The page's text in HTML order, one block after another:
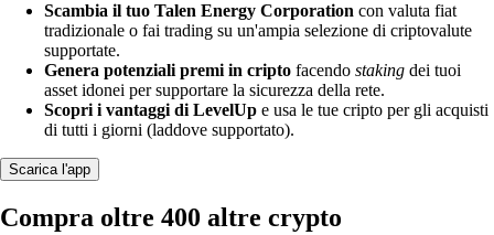
Scambia il tuo Talen Energy Corporation con valuta fiat
tradizionale o fai trading su un'ampia selezione di criptovalute
supportate.
Genera potenziali premi in cripto facendo staking dei tuoi
asset idonei per supportare la sicurezza della rete.
Scopri i vantaggi di LevelUp e usa le tue cripto per gli acquisti
di tutti i giorni (laddove supportato).
Scarica l'app
Compra oltre 400 altre crypto